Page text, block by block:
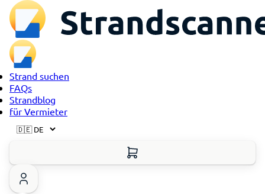
Strand suchen
FAQs
Strandblog
für Vermieter